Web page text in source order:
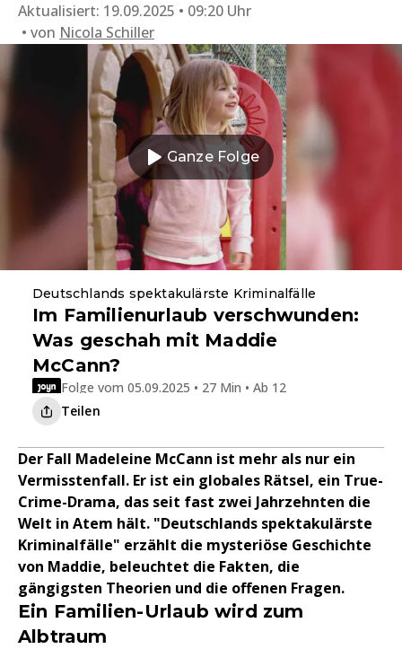
Aktualisiert: 19.09.2025 • 09:20 Uhr
von Nicola Schiller
Ganze Folge
Deutschlands spektakulärste Kriminalfälle
Im Familienurlaub verschwunden:
Was geschah mit Maddie
McCann?
Folge vom 05.09.2025 • 27 Min • Ab 12
Teilen
Der Fall Madeleine McCann ist mehr als nur ein
Vermisstenfall. Er ist ein globales Rätsel, ein True-
Crime-Drama, das seit fast zwei Jahrzehnten die
Welt in Atem hält. "Deutschlands spektakulärste
Kriminalfälle" erzählt die mysteriöse Geschichte
von Maddie, beleuchtet die Fakten, die
gängigsten Theorien und die offenen Fragen.
Ein Familien-Urlaub wird zum
Albtraum